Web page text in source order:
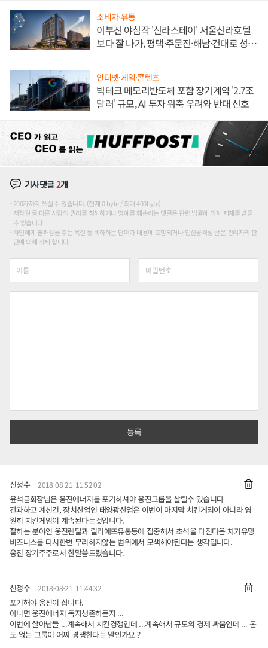
소비자·유통
이부진 야심작 '신라스테이' 서울신라호텔
보다 잘 나가, 평택·주문진·해남·건대로 성
인터넷·게임·콘텐츠
빅테크 메모리반도체 포함 장기계약 '2.7조
달러' 규모, AI 투자 위축 우려와 반대 신호
기사댓글2개
200자까지 쓰실 수 있습니다. (현재 0 byte / 최대 400byte)
저작권 등 다른 사람의 권리를 침해하거나 명예를 훼손하는 댓글은 관련 법률에 의해 제재를 받을
수 있습니다.
타인에게 불쾌감을 주는 욕설 등 비하하는 단어가 내용에 포함되거나 인신공격성 글은 관리자의 판
단에 의해 삭제 합니다.
신정수 2018-08-21 11:52:02
윤석금회장님은 웅진에너지를 포기하셔야 웅진그룹을 살릴수 있습니다
간과하고 계신건, 장치산업인 태양광산업은 이번이 마지막 치킨게임이 아니라 영
원히 치킨게임이 계속된다는것입니다.
잘하는 분야인 웅진렌탈과 릴리에뜨유통등에 집중해서 초석을 다진다음 차기유망
비즈니스를 다시한번 무리하지않는 범위에서 모색해야된다는 생각입니다.
웅진 장기주주로서 한말씀드렸습니다.
신정수 2018-08-21 11:44:32
포기해야 웅진이 삽니다.
아니면 웅진에너지 독지생존하든지 ...
이번에 살아난들 ...계속해서 치킨경쟁인데 ...계속해서 규모의 경제 싸움인데 ... 돈
도 없는 그룹이 어찌 경쟁한다는 말인가요 ?